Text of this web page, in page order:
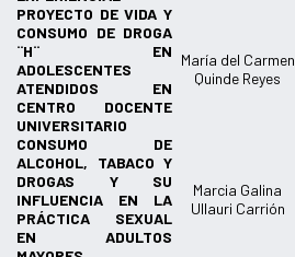
PROYECTO DE VIDA Y
CONSUMO DE DROGA
¨H¨ EN
ADOLESCENTES
ATENDIDOS EN
CENTRO DOCENTE
UNIVERSITARIO
María del Carmen
Quinde Reyes
CONSUMO DE
ALCOHOL, TABACO Y
DROGAS Y SU
INFLUENCIA EN LA
PRÁCTICA SEXUAL
EN ADULTOS
Marcia Galina
Ullauri Carrión